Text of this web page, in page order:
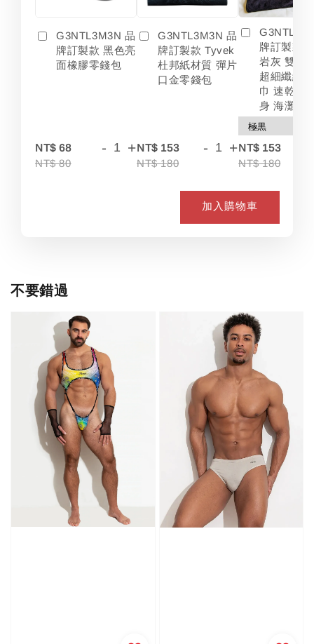
G3NTL3M3N 品
牌訂製款 黑色亮
面橡膠零錢包
NT$ 68
NT$ 80
- +
G3NTL3M3N 品
牌訂製款 Tyvek
杜邦紙材質 彈片
口金零錢包
NT$ 153
NT$ 180
- +
牌訂製款
岩灰 雙色
超細纖維
巾 速乾 吸
身 海灘
NT$ 153
NT$ 180
加入購物車
不要錯過